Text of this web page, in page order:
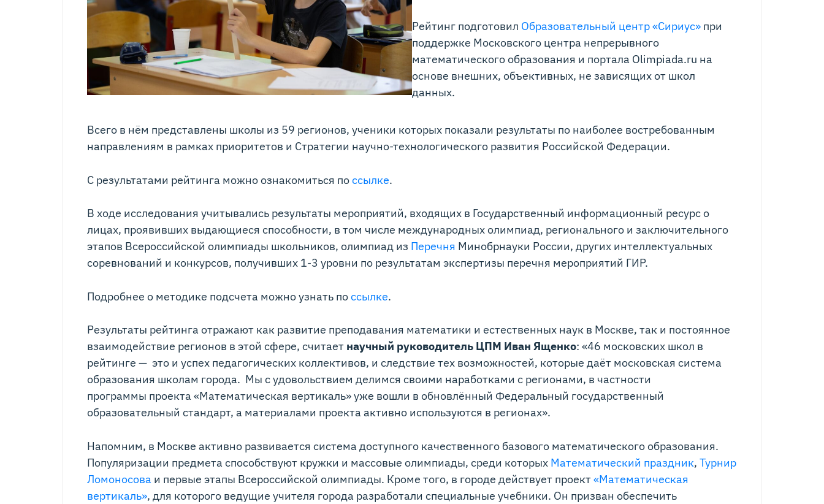
Рейтинг подготовил Образовательный центр «Сириус» при
поддержке Московского центра непрерывного
математического образования и портала Olimpiada.ru на
основе внешних, объективных, не зависящих от школ
данных.
Всего в нём представлены школы из 59 регионов, ученики которых показали результаты по наиболее востребованным
направлениям в рамках приоритетов и Стратегии научно-технологического развития Российской Федерации.
С результатами рейтинга можно ознакомиться поссылке.
В ходе исследования учитывались результаты мероприятий, входящих в Государственный информационный ресурс о
лицах, проявивших выдающиеся способности, в том числе международных олимпиад, регионального и заключительного
этапов Всероссийской олимпиады школьников, олимпиад из Перечня Минобрнауки России, других интеллектуальных
соревнований и конкурсов, получивших 1-3 уровни по результатам экспертизы перечня мероприятий ГИР.
Подробнее о методике подсчета можно узнать поссылке.
Результаты рейтинга отражают как развитие преподавания математики и естественных наук в Москве, так и постоянное
взаимодействие регионов в этой сфере, считает научный руководитель ЦПМ Иван Ященко: «46 московских школ в
рейтинге — это и успех педагогических коллективов, и следствие тех возможностей, которые даёт московская система
образования школам города. Мы с удовольствием делимся своими наработками с регионами, в частности
программы проекта «Математическая вертикаль» уже вошли в обновлённый Федеральный государственный
образовательный стандарт, а материалами проекта активно используются в регионах».
Напомним, в Москве активно развивается система доступного качественного базового математического образования.
Популяризации предмета способствуют кружки и массовые олимпиады, среди которых Математический праздник, Турнир
Ломоносова и первые этапы Всероссийской олимпиады. Кроме того, в городе действует проект«Математическая
вертикаль», для которого ведущие учителя города разработали специальные учебники. Он призван обеспечить